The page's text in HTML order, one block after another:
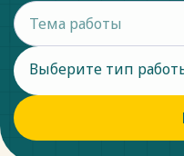
свыше 500 человек либо
составляет свыше 1,2
Весь текст будет
Выберите тип